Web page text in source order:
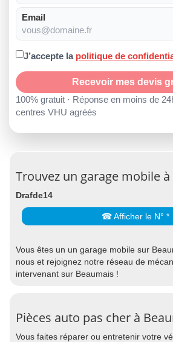
Email
J’accepte la politique de
Recevoir mes devis
100% gratuit · Réponse en moins de
centres VHU agréés
Trouvez un garage mobile
Drafde14
☎ Afficher le N° *
Vous êtes un un garage mobile sur
nous et rejoignez notre réseau de
intervenant sur Beaumais !
Pièces auto pas cher à
Vous faites réparer ou entretenir votre